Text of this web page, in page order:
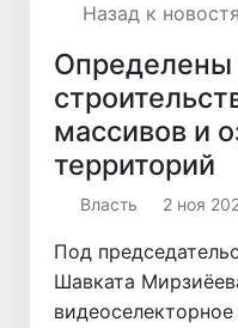
Назад к
Определены
массивов и
территорий
Власть 2 ноя
Под
Шавката